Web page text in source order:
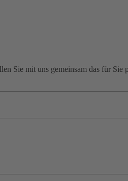
mit uns gemeinsam das für Sie